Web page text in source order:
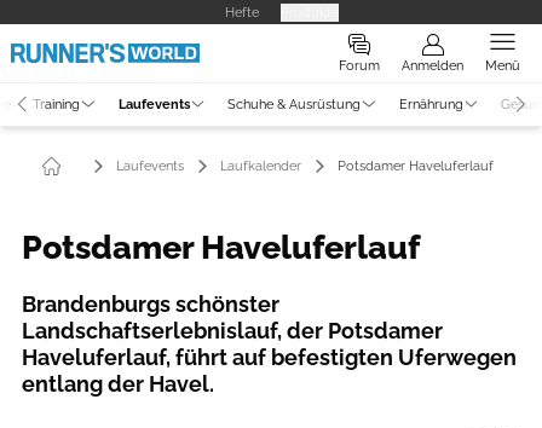
Hefte
Forum Anmelden Menü
Training Laufevents Schuhe & Ausrüstung Ernährung
Laufevents Laufkalender Potsdamer Haveluferlauf
Potsdamer Haveluferlauf
Brandenburgs schönster
Landschaftserlebnislauf, der Potsdamer
Haveluferlauf, führt auf befestigten Uferwegen
entlang der Havel.